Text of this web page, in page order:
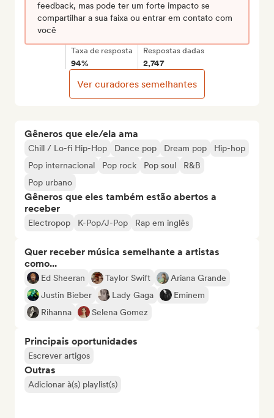
Gêneros que ele/ela ama
Chill / Lo-fi Hip-Hop Dance pop Dream pop
Hip-hop
Pop internacional
Pop rock Pop soul
R&B
Pop urbano
Gêneros que eles também estão abertos a
receber
Electropop K-Pop/J-Pop Rap em inglês
Quer receber música semelhante a artistas
como...
Ed Sheeran Taylor Swift
Ariana Grande
Justin Bieber
Lady Gaga
Eminem
Rihanna
Selena Gomez
Principais oportunidades
Escrever artigos
Outras
Adicionar à(s) playlist(s)
feedback, mas pode ter um forte impacto se
compartilhar a sua faixa ou entrar em contato com
você
Taxa de resposta
94%
Respostas dadas
2,747
Ver curadores semelhantes